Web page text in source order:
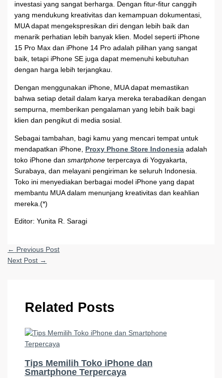
investasi yang sangat berharga. Dengan fitur-fitur canggih
yang mendukung kreativitas dan kemampuan dokumentasi,
MUA dapat mengekspresikan diri dengan lebih baik dan
menarik perhatian lebih banyak klien. Model seperti iPhone
15 Pro Max dan iPhone 14 Pro adalah pilihan yang sangat
baik, tetapi iPhone SE juga dapat memenuhi kebutuhan
dengan harga lebih terjangkau.
Dengan menggunakan iPhone, MUA dapat memastikan
bahwa setiap detail dalam karya mereka terabadikan dengan
sempurna, memberikan pengalaman yang lebih baik bagi
klien dan pengikut di media sosial.
Sebagai tambahan, bagi kamu yang mencari tempat untuk
mendapatkan iPhone, Proxy Phone Store Indonesia adalah
toko iPhone dansmartphone terpercaya di Yogyakarta,
Surabaya, dan melayani pengiriman ke seluruh Indonesia.
Toko ini menyediakan berbagai model iPhone yang dapat
membantu MUA dalam menunjang kreativitas dan keahlian
mereka.(*)
Editor: Yunita R. Saragi
← Previous Post
Next Post →
Related Posts
Tips Memilih Toko iPhone dan
Smartphone Terpercaya